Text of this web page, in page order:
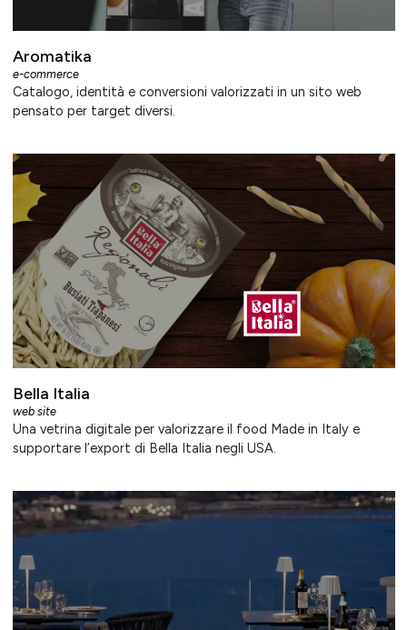
Aromatika
e-commerce
Catalogo, identità e conversioni valorizzati in un sito web
pensato per target diversi.
Bella Italia
web site
Una vetrina digitale per valorizzare il food Made in Italy e
supportare l’export di Bella Italia negli USA.